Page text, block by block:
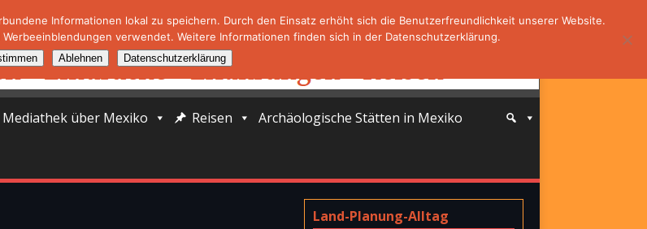
Mediathek über Mexiko Reisen Archäologische Stätten in Mexiko
Land-Planung-Alltag
Informationen lokal zu speichern. Durch den Einsatz erhöht sich die Benutzerfreundlichkeit unserer Website.
verwendet. Weitere Informationen finden sich in der Datenschutzerklärung.
Ablehnen Datenschutzerklärung